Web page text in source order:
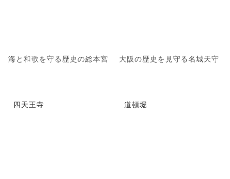
海と和歌を守る歴史の総本宮 大阪の歴史を見守る名城天守
四天王寺 道頓堀